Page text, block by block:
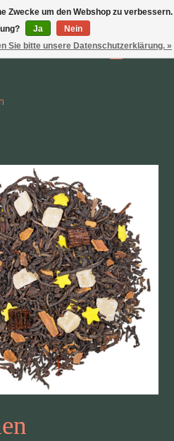
Wunschzettel
Ihr
slideshow Items
Zwecke um den Webshop zu verbessern.
Ja
Nein
Sie bitte unsere Datenschutzerklärung. »